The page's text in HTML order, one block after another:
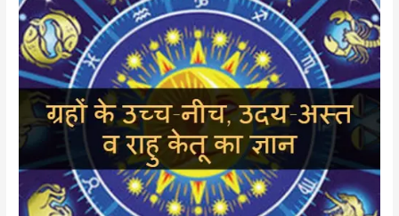
के
उच्च-
नीच,
उदय-
अस्त
राहु
केतू
का
ज्ञान